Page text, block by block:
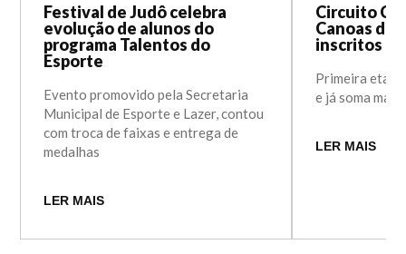
Festival de Judô celebra
evolução de alunos do
programa Talentos do
Esporte
Evento promovido pela Secretaria
Municipal de Esporte e Lazer, contou
com troca de faixas e entrega de
medalhas
LER MAIS
Circuito
Canoas
inscritos
Primeira
e já soma
LER MAIS